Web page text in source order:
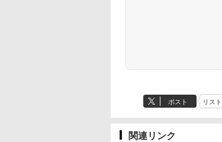
ポスト リスト
関連リンク